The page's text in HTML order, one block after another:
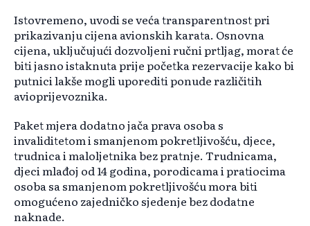
Istovremeno, uvodi se veća transparentnost pri
prikazivanju cijena avionskih karata. Osnovna
cijena, uključujući dozvoljeni ručni prtljag, morat će
biti jasno istaknuta prije početka rezervacije kako bi
putnici lakše mogli uporediti ponude različitih
avioprijevoznika.
Paket mjera dodatno jača prava osoba s
invaliditetom i smanjenom pokretljivošću, djece,
trudnica i maloljetnika bez pratnje. Trudnicama,
djeci mlađoj od 14 godina, porodicama i pratiocima
osoba sa smanjenom pokretljivošću mora biti
omogućeno zajedničko sjedenje bez dodatne
naknade.